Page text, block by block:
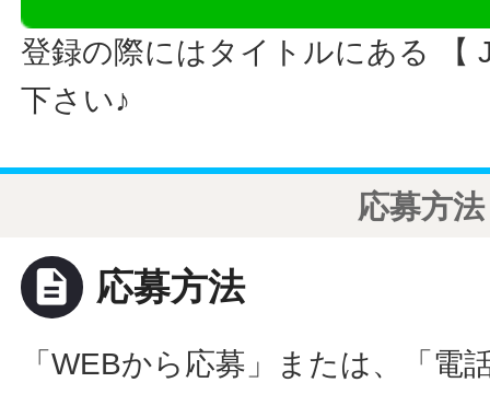
登録の際にはタイトルにある 【
下さい♪
応募方法
description 応募方法
「WEBから応募」または、「電